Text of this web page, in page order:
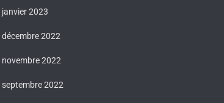
janvier 2023
décembre 2022
novembre 2022
septembre 2022